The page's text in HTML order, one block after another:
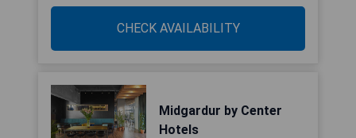
CHECK AVAILABILITY
Midgardur by Center
Hotels